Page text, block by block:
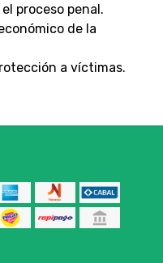
proceso penal.
de la
a víctimas.